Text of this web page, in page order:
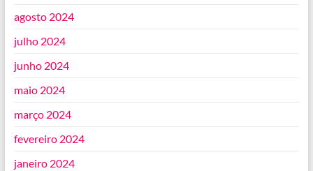
agosto 2024
julho 2024
junho 2024
maio 2024
março 2024
fevereiro 2024
janeiro 2024